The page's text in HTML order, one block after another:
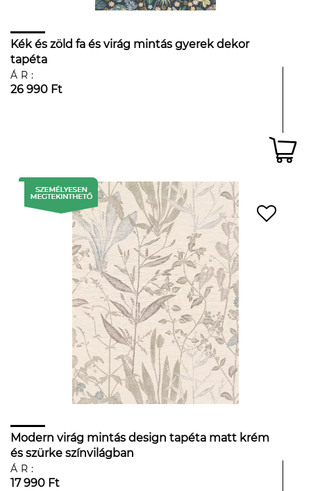
Kék és zöld fa és virág mintás gyerek dekor
tapéta
ÁR:
26 990 Ft
Modern virág mintás design tapéta matt krém
és szürke színvilágban
ÁR:
17 990 Ft